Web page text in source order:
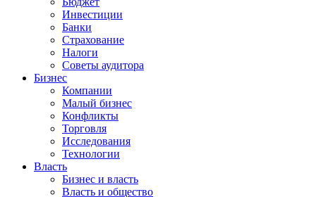
Инвестиции
Банки
Страхование
Налоги
Советы аудитора
Бизнес
Компании
Малый бизнес
Конфликты
Торговля
Исследования
Технологии
Власть
Бизнес и власть
Власть и общество